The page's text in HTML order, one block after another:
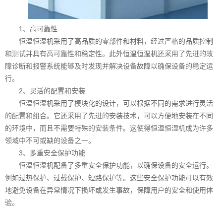
1、高可靠性
恒温恒湿机采用了高品质的零部件和材料，经过严格的品质控制
和测试并具有高可靠性和稳定性。此外恒温恒湿机还采用了先进的故
障诊断和报警系统能够及时发现并解决设备故障以确保设备的稳定运
行。
2、灵活的配置和安装
恒温恒湿机采用了模块化的设计，可以根据不同的需求进行灵活
的配置和组合。它还采用了先进的安装技术，可以方便地安装在不同
的环境中，而且不需要特殊的安装条件。这使得恒温恒湿机成为许多
领域中不可或缺的设备之一。
3、多重安全保护功能
恒温恒湿机配备了多重安全保护功能，以确保设备的安全运行。
例如过热保护、过载保护、短路保护等。这些安全保护功能可以有效
地避免设备在异常情况下损坏或发生事故，保障用户的安全和使用体
验。